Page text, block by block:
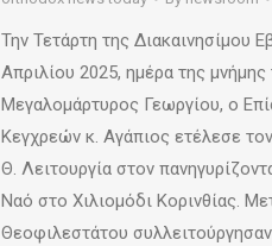
Την Τετάρτη της Διακαινησίμου
Απριλίου 2025, ημέρα της μνήμης
Μεγαλομάρτυρος Γεωργίου, ο
Κεγχρεών κ. Αγάπιος ετέλεσε
Θ. Λειτουργία στον
Ναό στο Χιλιομόδι Κορινθίας.
Θεοφιλεστάτου